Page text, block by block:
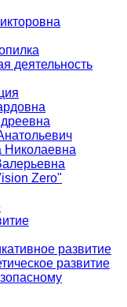
деятельность
Николаевна
Zero"
развитие
развитие